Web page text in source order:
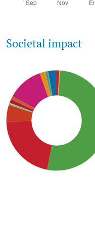
Societal impact